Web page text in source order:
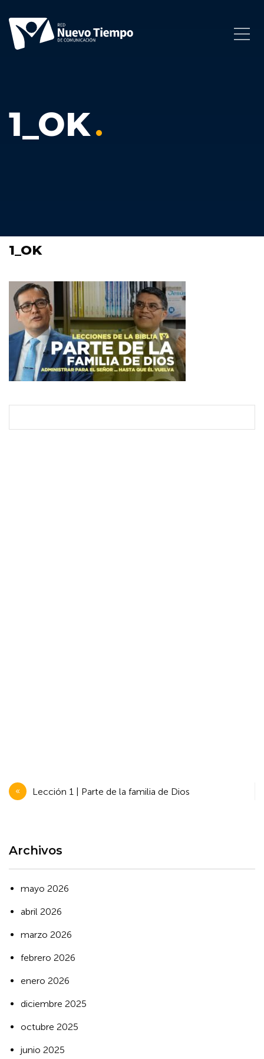
1_OK
1_OK
Navegación
de
Lección 1 | Parte de la familia de Dios
Archivos
mayo 2026
abril 2026
marzo 2026
febrero 2026
enero 2026
diciembre 2025
octubre 2025
junio 2025